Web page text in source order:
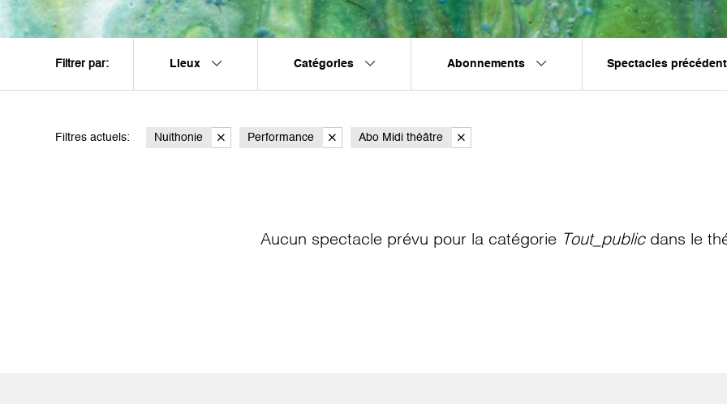
Filtrer par: Lieux Catégories Abonnements Spectacles
Filtres actuels: Nuithonie Performance Abo Midi théâtre
Aucun spectacle prévu pour la catégorie Tout_publicdans le